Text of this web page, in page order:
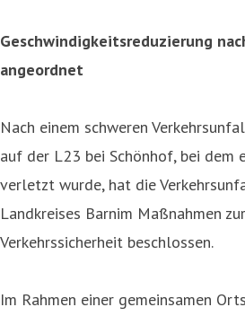
Geschwindigkeitsreduzierung
angeordnet
Nach einem schweren
auf der L23 bei Schönhof, bei dem
verletzt wurde, hat die
Landkreises Barnim Maßnahmen
Verkehrssicherheit beschlossen.
Im Rahmen einer gemeinsamen